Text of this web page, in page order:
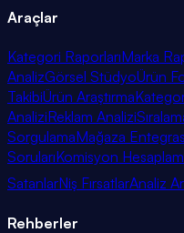
Araçlar
Kategori RaporlarıMarka
AnalizGörsel StüdyoÜrün
TakibiÜrün Araştırma
AnaliziReklam Analizi
SorgulamaMağaza
SorularıKomisyon
SatanlarNiş FırsatlarAnaliz
Rehberler